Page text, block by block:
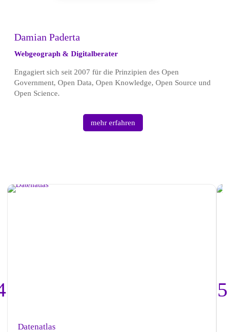
Damian Paderta
Webgeograph & Digitalberater
Engagiert sich seit 2007 für die Prinzipien des Open
Government, Open Data, Open Knowledge, Open Source und
Open Science.
mehr erfahren
Datenatlas